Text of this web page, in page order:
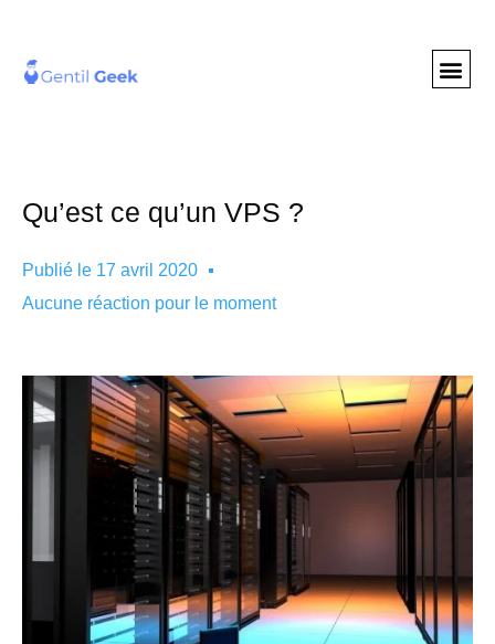
Qu’est ce qu’un VPS ?
Publié le 17 avril 2020
Aucune réaction pour le moment